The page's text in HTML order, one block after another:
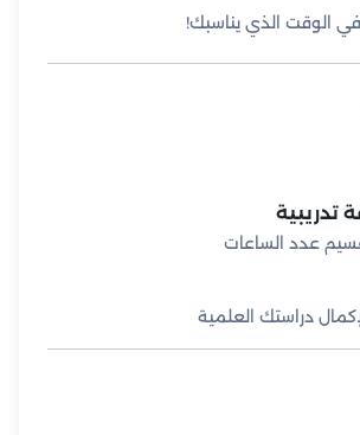
الوقت الذي يناسبك!
عدد الساعات
دراستك العلمية